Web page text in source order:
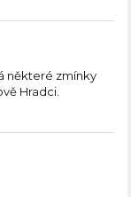
některé zmínky
Hradci.